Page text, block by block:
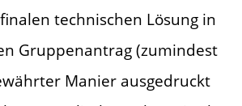
technischen Lösung in
Gruppenantrag (zumindest
Manier ausgedruckt